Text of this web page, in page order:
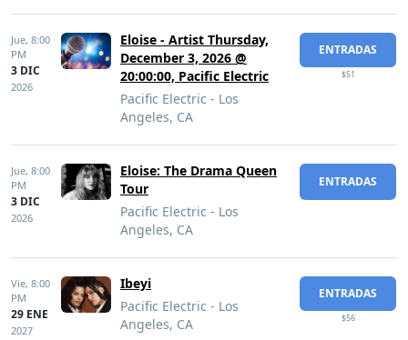
Jue, 8:00
PM
3 DIC
2026
Eloise - Artist Thursday,
December 3, 2026 @
20:00:00, Pacific Electric
Pacific Electric - Los
Angeles, CA
ENTRADAS
$51
Jue, 8:00
PM
3 DIC
2026
Eloise: The Drama Queen
Tour
Pacific Electric - Los
Angeles, CA
ENTRADAS
Vie, 8:00
PM
29 ENE
2027
Ibeyi
Pacific Electric - Los
Angeles, CA
ENTRADAS
$56